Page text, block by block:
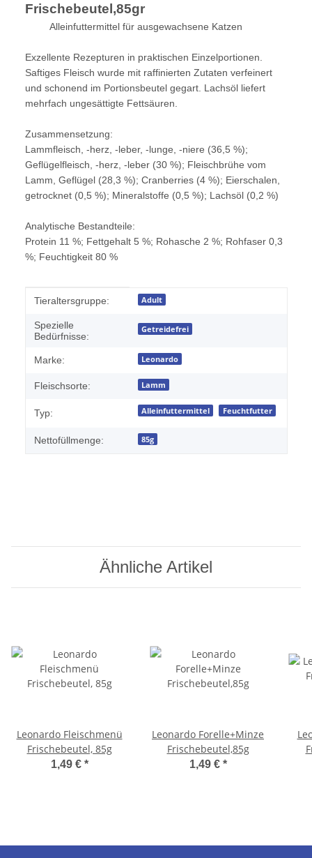
Frischebeutel,85gr
Alleinfuttermittel für ausgewachsene Katzen
Exzellente Rezepturen in praktischen Einzelportionen.
Saftiges Fleisch wurde mit raffinierten Zutaten verfeinert
und schonend im Portionsbeutel gegart. Lachsöl liefert
mehrfach ungesättigte Fettsäuren.
Zusammensetzung:
Lammfleisch, -herz, -leber, -lunge, -niere (36,5 %);
Geflügelfleisch, -herz, -leber (30 %); Fleischbrühe vom
Lamm, Geflügel (28,3 %); Cranberries (4 %); Eierschalen,
getrocknet (0,5 %); Mineralstoffe (0,5 %); Lachsöl (0,2 %)
Analytische Bestandteile:
Protein 11 %; Fettgehalt 5 %; Rohasche 2 %; Rohfaser 0,3
%; Feuchtigkeit 80 %
Produkteigenschaft
Wert
Tieraltersgruppe: Adult
Spezielle
Bedürfnisse:
Getreidefrei
Marke: Leonardo
Fleischsorte: Lamm
Typ: Alleinfuttermittel Feuchtfutter
Nettofüllmenge: 85g
Ähnliche Artikel
Leonardo Fleischmenü
Frischebeutel, 85g
1,49 € *
Leonardo Forelle+Minze
Frischebeutel,85g
1,49 € *